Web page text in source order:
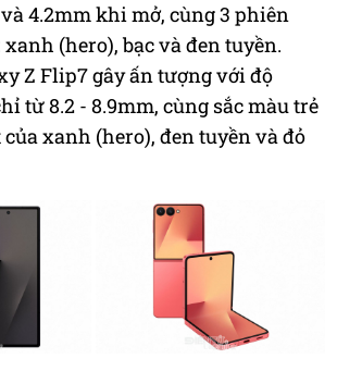
4.2mm khi mở, cùng 3 phiên
(hero), bạc và đen tuyền.
Z Flip7 gây ấn tượng với độ
từ 8.2 - 8.9mm, cùng sắc màu trẻ
xanh (hero), đen tuyền và đỏ